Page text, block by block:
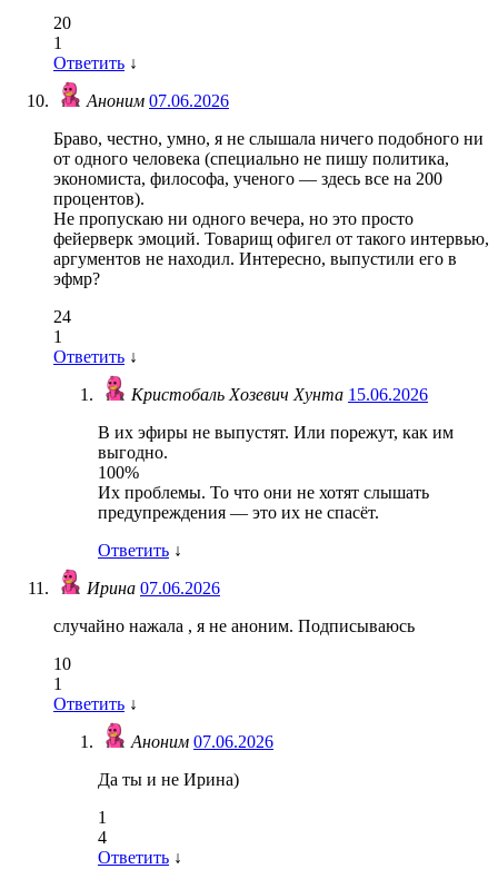
20
1
Ответить ↓
Аноним 07.06.2026
Браво, честно, умно, я не слышала ничего подобного ни
от одного человека (специально не пишу политика,
экономиста, философа, ученого — здесь все на 200
процентов).
Не пропускаю ни одного вечера, но это просто
фейерверк эмоций. Товарищ офигел от такого интервью,
аргументов не находил. Интересно, выпустили его в
эфмр?
24
1
Ответить ↓
Кристобаль Хозевич Хунта 15.06.2026
В их эфиры не выпустят. Или порежут, как им
выгодно.
100%
Их проблемы. То что они не хотят слышать
предупреждения — это их не спасёт.
Ответить ↓
Ирина 07.06.2026
случайно нажала , я не аноним. Подписываюсь
10
1
Ответить ↓
Аноним 07.06.2026
Да ты и не Ирина)
1
4
Ответить ↓